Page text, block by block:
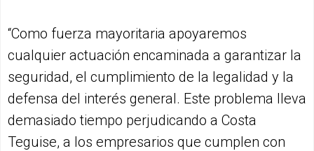
“Como fuerza mayoritaria apoyaremos
cualquier actuación encaminada a garantizar la
seguridad, el cumplimiento de la legalidad y la
defensa del interés general. Este problema lleva
demasiado tiempo perjudicando a Costa
Teguise, a los empresarios que cumplen con